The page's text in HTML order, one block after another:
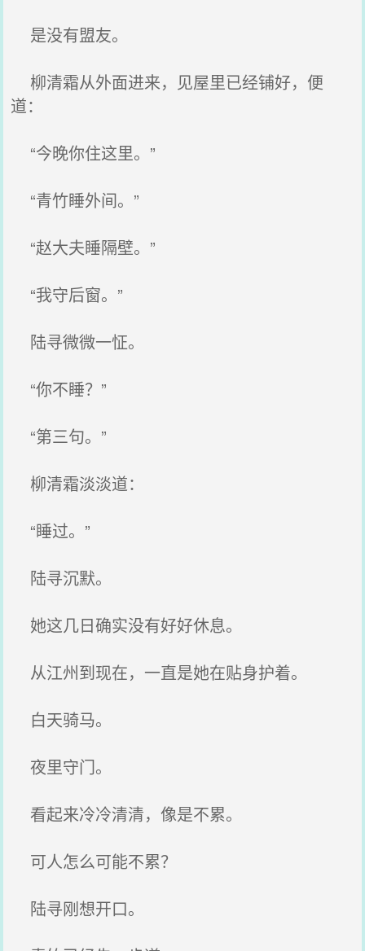
是没有盟友。
柳清霜从外面进来，见屋里已经铺好，便
道：
“今晚你住这里。”
“青竹睡外间。”
“赵大夫睡隔壁。”
“我守后窗。”
陆寻微微一怔。
“你不睡？”
“第三句。”
柳清霜淡淡道：
“睡过。”
陆寻沉默。
她这几日确实没有好好休息。
从江州到现在，一直是她在贴身护着。
白天骑马。
夜里守门。
看起来冷冷清清，像是不累。
可人怎么可能不累？
陆寻刚想开口。